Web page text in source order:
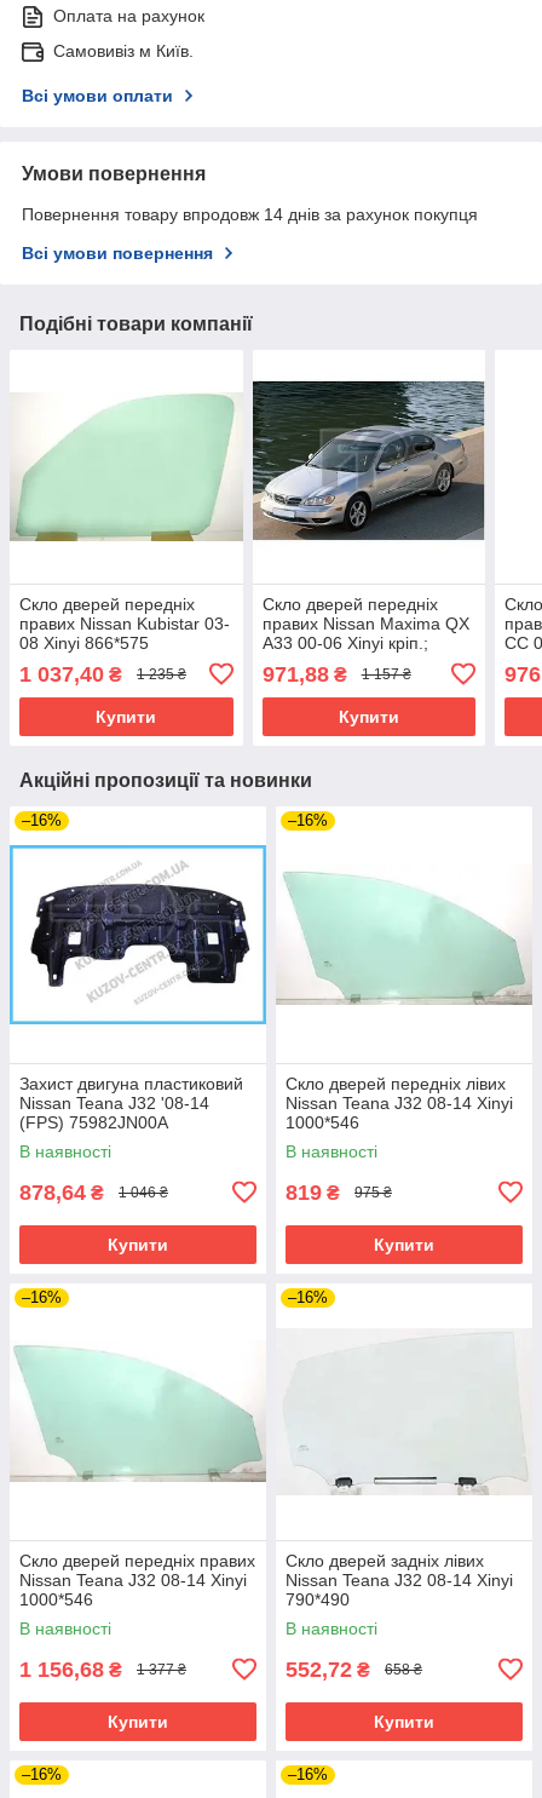
Оплата на рахунок
Самовивіз м Київ.
Всі умови оплати
Умови повернення
Повернення товару впродовж 14 днів за рахунок покупця
Всі умови повернення
Подібні товари компанії
Скло дверей передніх
правих Nissan Kubistar 03-
08 Xinyi 866*575
1 037,40 ₴ 1 235 ₴
Купити
Скло дверей передніх
правих Nissan Maxima QX
A33 00-06 Xinyi кріп.;
971,88₴ 1 157 ₴
Купити
CC
Акційні пропозиції та новинки
–16%
Захист двигуна пластиковий
Nissan Teana J32 '08-14
(FPS) 75982JN00A
В наявності
878,64 ₴ 1 046 ₴
Купити
–16%
Скло дверей передніх лівих
Nissan Teana J32 08-14 Xinyi
1000*546
В наявності
819 ₴ 975 ₴
Купити
–16%
Скло дверей передніх правих
Nissan Teana J32 08-14 Xinyi
1000*546
В наявності
1 156,68 ₴ 1 377 ₴
Купити
–16%
Скло дверей задніх лівих
Nissan Teana J32 08-14 Xinyi
790*490
В наявності
552,72 ₴ 658 ₴
Купити
–16% –16%